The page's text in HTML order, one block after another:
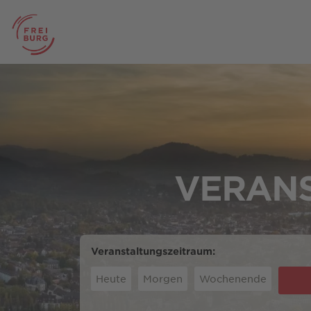
Veranstaltungszeitraum:
Heute Morgen Wochenende